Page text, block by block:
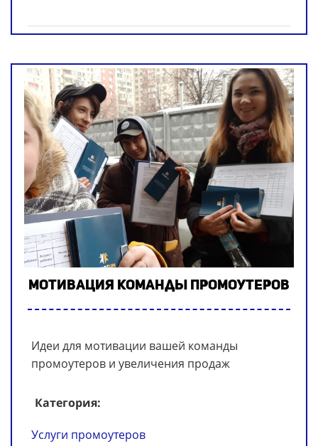
Мотивация команды промоутеров
Идеи для мотивации вашей команды
промоутеров и увеличения продаж
Категория:
Услуги промоутеров